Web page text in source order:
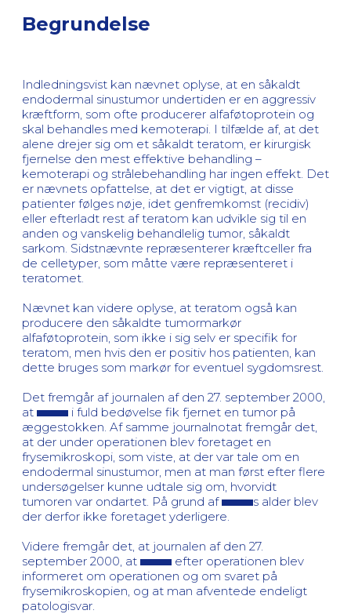
Begrundelse
Indledningsvist kan nævnet oplyse, at en såkaldt
endodermal sinustumor undertiden er en aggressiv
kræftform, som ofte producerer alfaføtoprotein og
skal behandles med kemoterapi. I tilfælde af, at det
alene drejer sig om et såkaldt teratom, er kirurgisk
fjernelse den mest effektive behandling –
kemoterapi og strålebehandling har ingen effekt. Det
er nævnets opfattelse, at det er vigtigt, at disse
patienter følges nøje, idet genfremkomst (recidiv)
eller efterladt rest af teratom kan udvikle sig til en
anden og vanskelig behandlelig tumor, såkaldt
sarkom. Sidstnævnte repræsenterer kræftceller fra
de celletyper, som måtte være repræsenteret i
teratomet.
Nævnet kan videre oplyse, at teratom også kan
producere den såkaldte tumormarkør
alfaføtoprotein, som ikke i sig selv er specifik for
teratom, men hvis den er positiv hos patienten, kan
dette bruges som markør for eventuel sygdomsrest.
Det fremgår af journalen af den 27. september 2000,
at
i fuld bedøvelse fik fjernet en tumor på
æggestokken. Af samme journalnotat fremgår det,
at der under operationen blev foretaget en
frysemikroskopi, som viste, at der var tale om en
endodermal sinustumor, men at man først efter flere
undersøgelser kunne udtale sig om, hvorvidt
tumoren var ondartet. På grund af
s alder blev
der derfor ikke foretaget yderligere.
Videre fremgår det, at journalen af den 27.
september 2000, at
efter operationen blev
informeret om operationen og om svaret på
frysemikroskopien, og at man afventede endeligt
patologisvar.